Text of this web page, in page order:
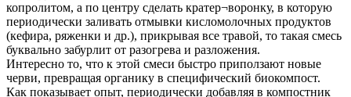
копролитом, а по центру сделать кратер¬воронку, в которую
периодически заливать отмывки кисло­молочных продуктов
(кефира, ряженки и др.), прикрывая все травой, то такая смесь
буквально забурлит от разогрева и разложения.
Интересно то, что к этой смеси быстро приползают новые
черви, превращая органику в специфический биокомпост.
Как показывает опыт, периодически добавляя в компостник